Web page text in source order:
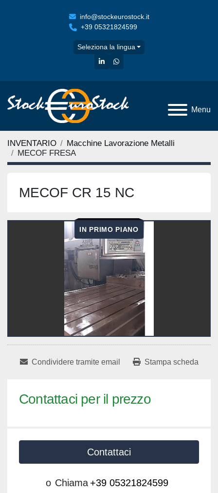
info@stockeurostock.it
+39 05321824599
Seleziona la lingua
linkedinwhatsapp
Menu
INVENTARIO
Macchine Lavorazione Metalli
MECOF FRESA
MECOF CR 15 NC
IN PRIMO PIANO
Condividere tramite email Stampa scheda
Contattaci per il prezzo
Contattaci
o Chiama +39 05321824599